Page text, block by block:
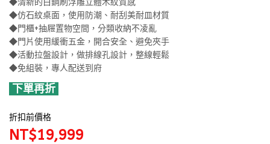
◆清新的白鋼刷浮雕立體木紋質感
◆仿石紋桌面，使用防潮、耐刮美耐皿材質
◆門櫃+抽屜置物空間，分類收納不凌亂
◆門片使用緩衝五金，開合安全、避免夾手
◆活動拉盤設計，做排線孔設計，整線輕鬆
◆免組裝，專人配送到府
下單再折
折扣前價格
NT$19,999